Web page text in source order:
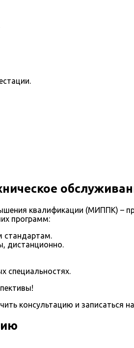
квалификации (МИППК) –
программ:
стандартам.
дистанционно.
специальностях.
консультацию и записаться